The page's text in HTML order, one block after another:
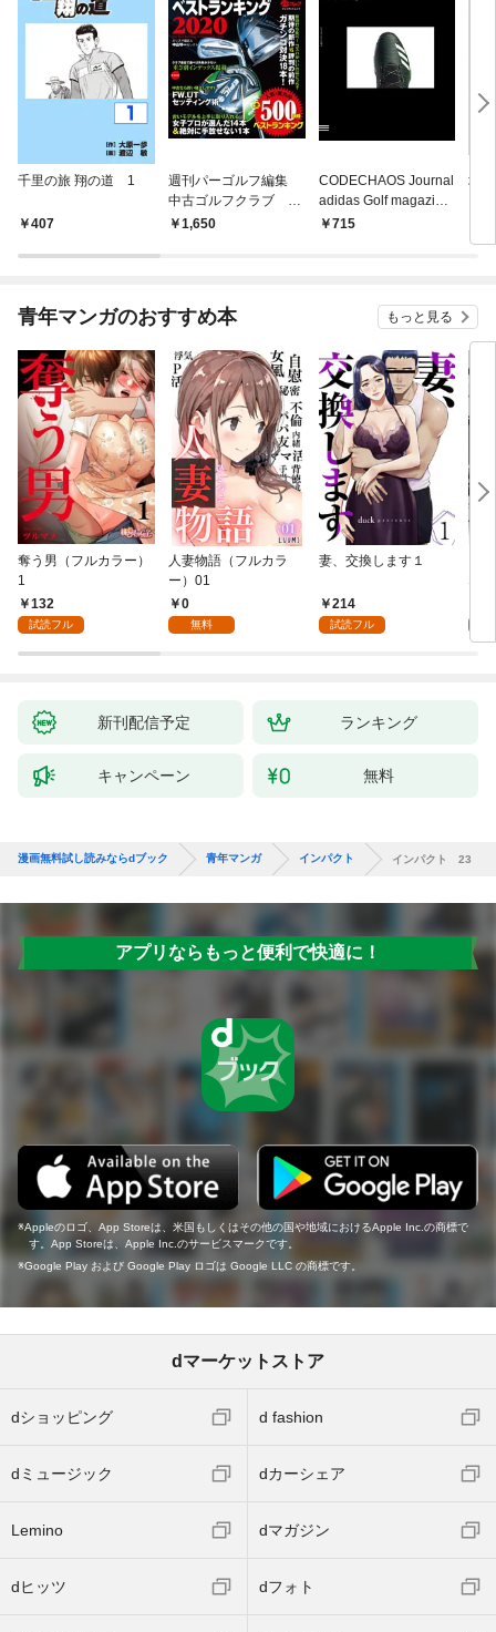
千里の旅 翔の道 1
407
週刊パーゴルフ編集
中古ゴルフクラブ ベ
ストランキング2020
1,650
CODECHAOS Journal
adidas Golf magazine
増刊アルバトロス・ビ
715
増
青年マンガのおすすめ本 もっと見る
奪う男（フルカラー）
1
132
試読フル
人妻物語（フルカラ
ー）01
0
無料
妻、交換します１
214
試読フル
な
新刊配信予定 ランキング
キャンペーン 無料
漫画無料試し読みならdブック 青年マンガ インパクト インパクト 23
アプリならもっと便利で快適に！
Appleのロゴ、App Storeは、米国もしくはその他の国や地域におけるApple Inc.の商標で
す。App Storeは、Apple Inc.のサービスマークです。
Google Play および Google Play ロゴは Google LLC の商標です。
dマーケットストア
dショッピング d fashion
dミュージック dカーシェア
Lemino dマガジン
dヒッツ dフォト